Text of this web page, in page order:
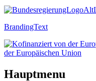
BrandingText
Hauptmenu